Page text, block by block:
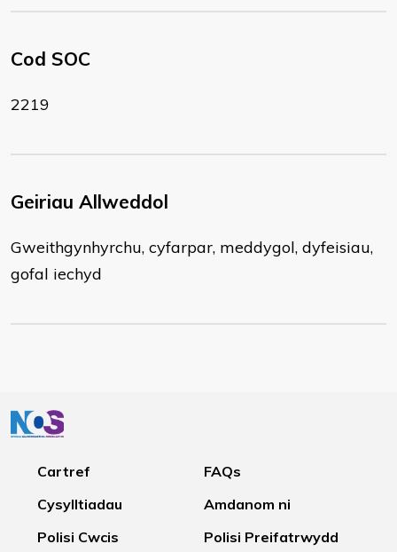
Cod SOC
2219
Geiriau Allweddol
Gweithgynhyrchu, cyfarpar, meddygol, dyfeisiau,
gofal iechyd
Cartref
FAQs
Cysylltiadau
Amdanom ni
Polisi Cwcis
Polisi Preifatrwydd